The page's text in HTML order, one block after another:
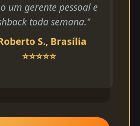
um gerente pessoal e
toda semana."
S., Brasília
⭐⭐⭐⭐⭐